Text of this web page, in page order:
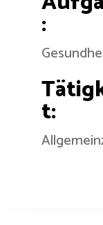
:
t: